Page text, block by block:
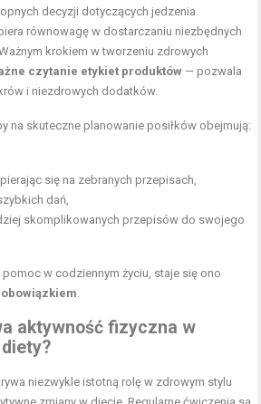
decyzji dotyczących jedzenia.
równowagę w dostarczaniu niezbędnych
krokiem w tworzeniu zdrowych
czytanie etykiet produktów — pozwala
i niezdrowych dodatków.
na skuteczne planowanie posiłków obejmują:
się na zebranych przepisach,
dań,
skomplikowanych przepisów do swojego
w codziennym życiu, staje się ono
.
aktywność fizyczna w
niezwykle istotną rolę w zdrowym stylu